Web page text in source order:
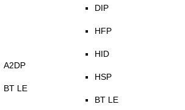
A2DP
BT LE
DIP
HFP
HID
HSP
BT LE